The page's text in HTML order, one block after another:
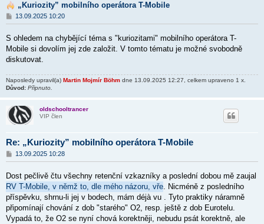
„Kuriozity” mobilního operátora T-Mobile
P
ř
s
p
ě
v
k
13.09.2025 10:20
S ohledem na chybějící téma s "kuriozitami" mobilního operátora T-
Mobile si dovolím jej zde založit. V tomto tématu je možné svobodně
diskutovat.
Naposledy upravil(a) Martin Mojmír Böhm dne 13.09.2025 12:27, celkem upraveno 1 x.
Důvod: Připnuto.
oldschooltrancer
VIP člen
Re: „Kuriozity” mobilního operátora T-Mobile
P
ř
s
p
ě
v
e
13.09.2025 10:28
Dost pečlivě čtu všechny retenční vzkazníky a poslední dobou mě zaujal
RV T-Mobile, v němž to, dle mého názoru, vře. Nicméně z posledního
příspěvku, shrnu-li jej v bodech, mám déjà vu . Tyto praktiky náramně
připomínají chování z dob "starého" O2, resp. ještě z dob Eurotelu.
Vypadá to, že O2 se nyní chová korektněji, nebudu psát korektně, ale